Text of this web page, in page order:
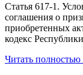
Статья 617-1.
соглашения о
приобретенных
кодекс
Читать полностью